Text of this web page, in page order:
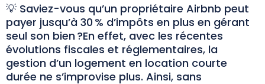
💡 Saviez-vous qu’un propriétaire Airbnb peut
payer jusqu’à 30 % d’impôts en plus en gérant
seul son bien ?En effet, avec les récentes
évolutions fiscales et réglementaires, la
gestion d’un logement en location courte
durée ne s’improvise plus. Ainsi, sans